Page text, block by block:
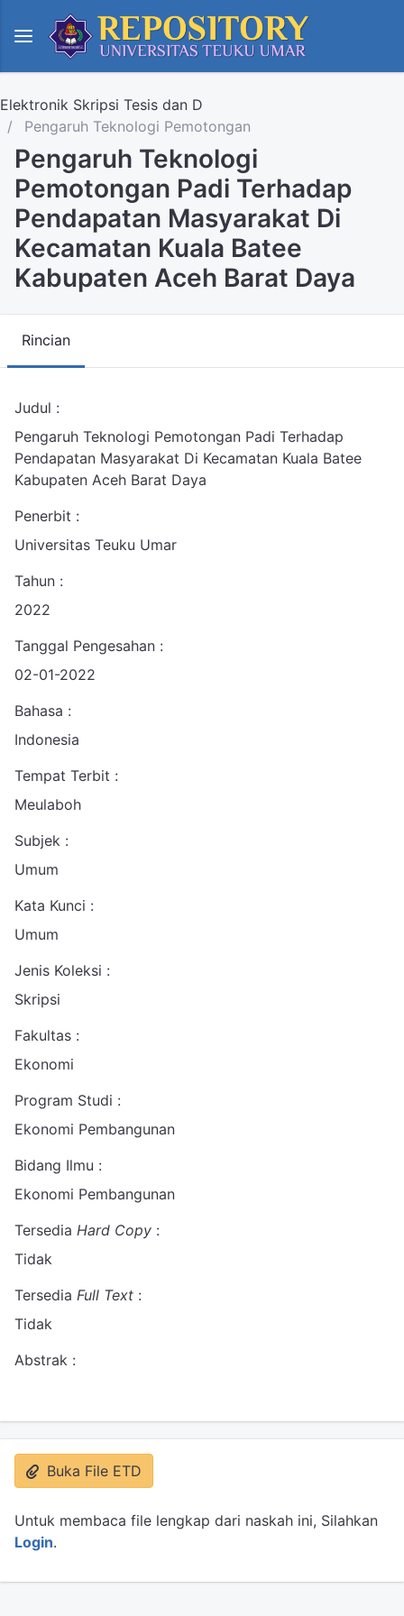
Elektronik Skripsi Tesis dan D
Pengaruh Teknologi Pemotongan
Pengaruh Teknologi
Pemotongan Padi Terhadap
Pendapatan Masyarakat Di
Kecamatan Kuala Batee
Kabupaten Aceh Barat Daya
Rincian
Judul :
Pengaruh Teknologi Pemotongan Padi Terhadap
Pendapatan Masyarakat Di Kecamatan Kuala Batee
Kabupaten Aceh Barat Daya
Penerbit :
Universitas Teuku Umar
Tahun :
2022
Tanggal Pengesahan :
02-01-2022
Bahasa :
Indonesia
Tempat Terbit :
Meulaboh
Subjek :
Umum
Kata Kunci :
Umum
Jenis Koleksi :
Skripsi
Fakultas :
Ekonomi
Program Studi :
Ekonomi Pembangunan
Bidang Ilmu :
Ekonomi Pembangunan
Tersedia Hard Copy :
Tidak
Tersedia Full Text :
Tidak
Abstrak :
Buka File ETD
Untuk membaca file lengkap dari naskah ini, Silahkan
Login.